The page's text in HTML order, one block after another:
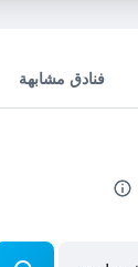
فنادق مشابهة